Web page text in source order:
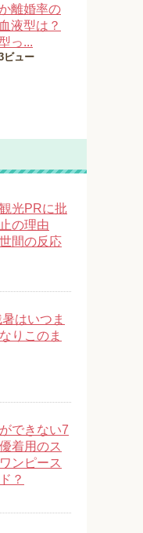
離婚率の
液型は？
っ...
ビュー
光PRに批
の理由
間の反応
はいつま
りこのま
できない7
着用のス
ンピース
？